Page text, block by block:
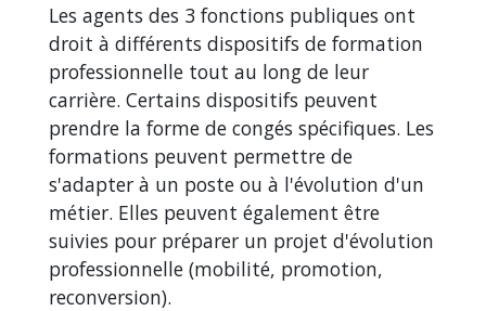
Les agents des 3 fonctions publiques ont
droit à différents dispositifs de formation
professionnelle tout au long de leur
carrière. Certains dispositifs peuvent
prendre la forme de congés spécifiques. Les
formations peuvent permettre de
s'adapter à un poste ou à l'évolution d'un
métier. Elles peuvent également être
suivies pour préparer un projet d'évolution
professionnelle (mobilité, promotion,
reconversion).